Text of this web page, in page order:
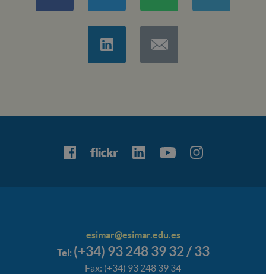
esimar@esimar.edu.es
Tel: (+34) 93 248 39 32 / 33
Fax: (+34) 93 248 39 34